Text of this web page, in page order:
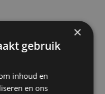
×
gebruik
inhoud en
en ons